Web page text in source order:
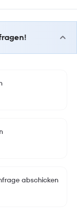
abschicken